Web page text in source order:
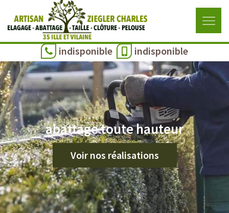
indisponible indisponible
abattage toute hauteur
Voir nos réalisations